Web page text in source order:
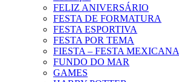
FELIZ ANIVERSÁRIO
FESTA DE FORMATURA
FESTA ESPORTIVA
FESTA POR TEMA
FIESTA – FESTA MEXICANA
FUNDO DO MAR
GAMES